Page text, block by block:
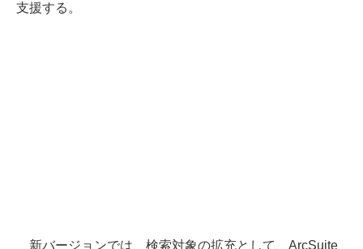
支援する。
新バージョンでは、検索対象の拡充として、ArcSuite